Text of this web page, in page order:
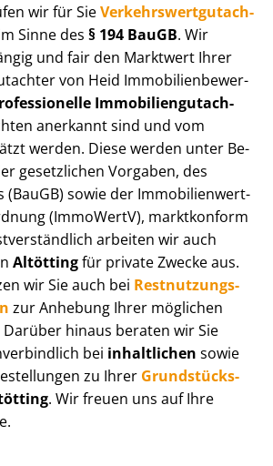
wir für SieVer­kehrs­wert­gut­ach­
Sinne des § 194 BauGB. Wir
und fair den Marktwert Ihrer
von Heid Im­mo­bi­li­en­be­wer­
Im­mo­bi­li­en­gut­ach­
anerkannt sind und vom
werden. Diese werden unter Be­
gesetzlichen Vorgaben, des
(BauGB) sowie der Im­mo­bi­li­en­wert­
(ImmoWertV), marktkonform
arbeiten wir auch
Altöttingfür private Zwecke aus.
wir Sie auch bei Rest­nut­zungs­
zur Anhebung Ihrer möglichen
hinaus beraten wir Sie
bei inhaltlichen sowie
zu Ihrer Grund­stücks­
. Wir freuen uns auf Ihre